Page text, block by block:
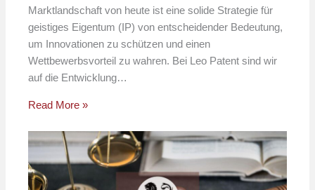
Marktlandschaft von heute ist eine solide Strategie für
geistiges Eigentum (IP) von entscheidender Bedeutung,
um Innovationen zu schützen und einen
Wettbewerbsvorteil zu wahren. Bei Leo Patent sind wir
auf die Entwicklung…
Read More »